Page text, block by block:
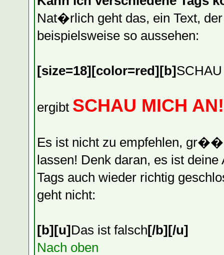
Nat�rlich geht das, ein Text,
beispielsweise so aussehen:
[size=18][color=red][b]
ergibt SCHAU MICH AN!
Es ist nicht zu empfehlen,
lassen! Denk daran, es ist
Tags auch wieder richtig
geht nicht:
[b][u] Das ist falsch[/b][/u]
Nach oben